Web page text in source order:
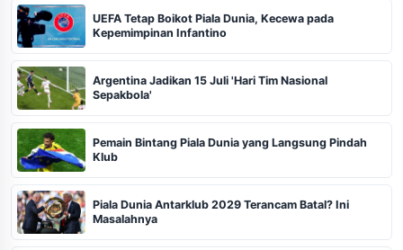
UEFA Tetap Boikot Piala Dunia, Kecewa pada
Kepemimpinan Infantino
Argentina Jadikan 15 Juli 'Hari Tim Nasional
Sepakbola'
Pemain Bintang Piala Dunia yang Langsung Pindah
Klub
Piala Dunia Antarklub 2029 Terancam Batal? Ini
Masalahnya